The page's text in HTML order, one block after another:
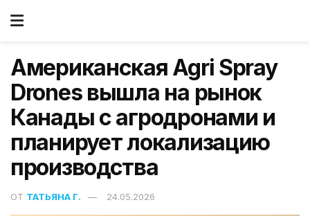
Американская Agri Spray
Drones вышла на рынок
Канады с агродронами и
планирует локализацию
производства
ОТ ТАТЬЯНА Г. 24.05.2026